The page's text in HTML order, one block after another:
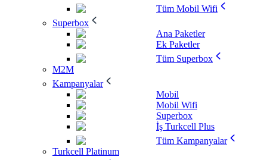
Tüm Mobil Wifi
Superbox
Ana Paketler
Ek Paketler
Tüm Superbox
M2M
Kampanyalar
Mobil
Mobil Wifi
Superbox
İş Turkcell Plus
Tüm Kampanyalar
Turkcell Platinum